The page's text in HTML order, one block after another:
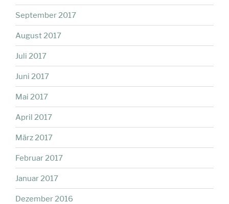
September 2017
August 2017
Juli 2017
Juni 2017
Mai 2017
April 2017
März 2017
Februar 2017
Januar 2017
Dezember 2016